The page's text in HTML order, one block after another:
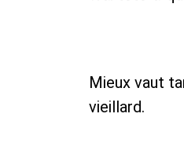
Mieux vaut
vieillard.